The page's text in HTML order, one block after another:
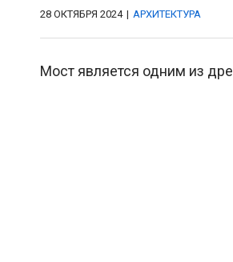
28 ОКТЯБРЯ 2024 | АРХИТЕКТУРА
Мост является одним из